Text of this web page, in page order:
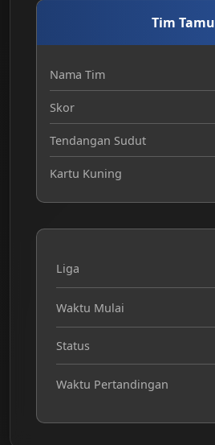
Tim Tamu
Nama Tim
Skor
Tendangan Sudut
Kartu Kuning
Liga
Waktu Mulai
Status
Waktu Pertandingan